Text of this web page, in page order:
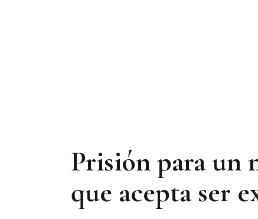
Prisión para un
que acepta ser